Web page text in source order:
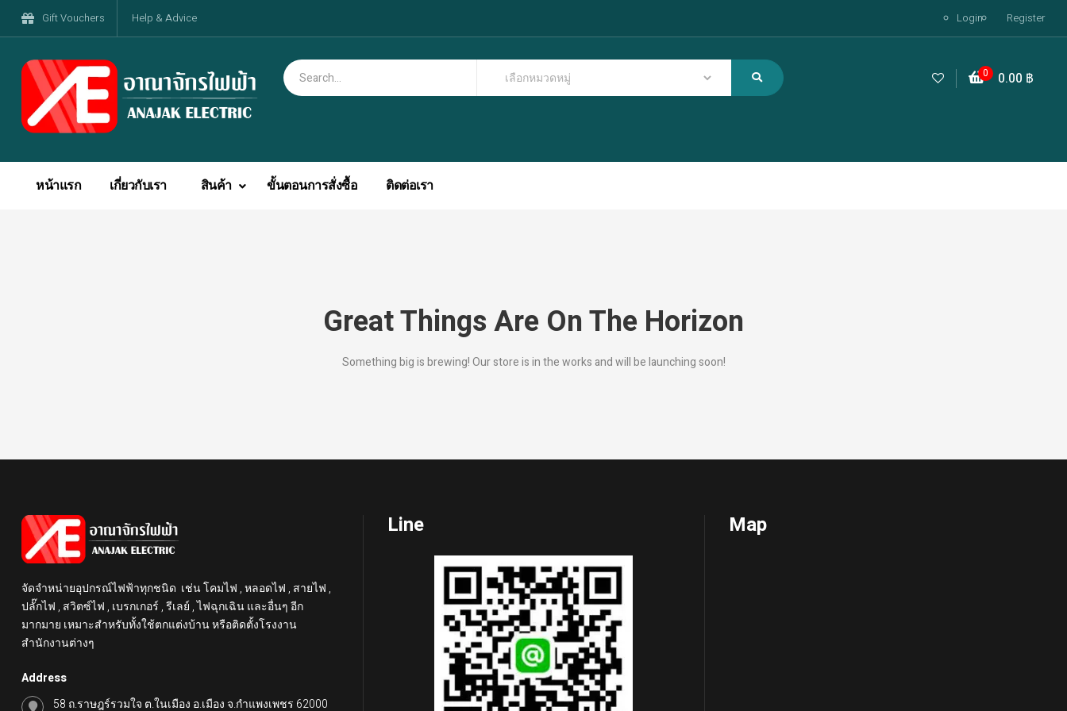
Gift Vouchers Help & Advice Login Register
0 0.00 ฿
หน้าแรก เกี่ยวกับเรา สินค้า ขั้นตอนการสั่งซื้อ ติดต่อเรา
Great Things Are On The Horizon
Something big is brewing! Our store is in the works and will be launching soon!
จัดจำหน่ายอุปกรณ์ไฟฟ้าทุกชนิด เช่น โคมไฟ , หลอดไฟ , สายไฟ ,
ปลั๊กไฟ , สวิตซ์ไฟ , เบรกเกอร์ , รีเลย์ , ไฟฉุกเฉิน และอื่นๆ อีก
มากมาย เหมาะสำหรับทั้งใช้ตกแต่งบ้าน หรือติดตั้งโรงงาน
สำนักงานต่างๆ
Address
58 ถ.ราษฎร์รวมใจ ต.ในเมือง อ.เมือง จ.กำแพงเพชร 62000
Line Map